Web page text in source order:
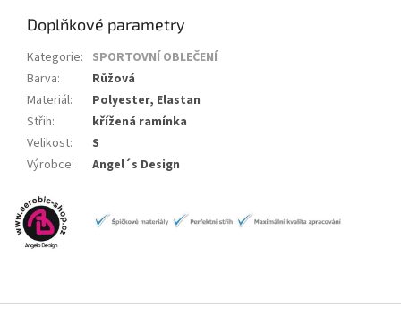
Doplňkové parametry
Kategorie: SPORTOVNÍ OBLEČENÍ
Barva:
Růžová
Materiál:
Polyester, Elastan
Střih:
křížená ramínka
Velikost:
S
Výrobce: Angel´s Design